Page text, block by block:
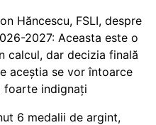
Hăncescu, FSLI, despre
2027: Aceasta este o
calcul, dar decizia finală
aceștia se vor întoarce
foarte indignați
6 medalii de argint,